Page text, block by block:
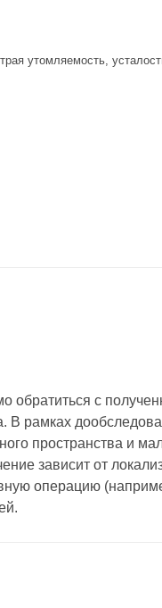
утомляемость,
обратиться с
В рамках
пространства и
зависит от
операцию